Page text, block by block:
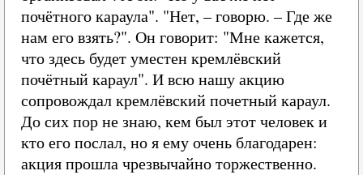
почётного караула". "Нет, – говорю. – Где же
нам его взять?". Он говорит: "Мне кажется,
что здесь будет уместен кремлёвский
почётный караул". И всю нашу акцию
сопровождал кремлёвский почетный караул.
До сих пор не знаю, кем был этот человек и
кто его послал, но я ему очень благодарен:
акция прошла чрезвычайно торжественно.